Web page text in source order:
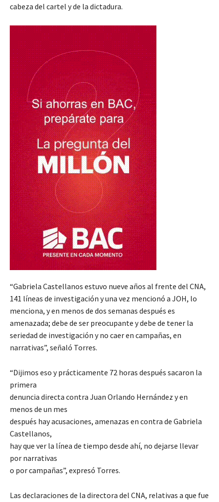
cabeza del cartel y de la dictadura.
“Gabriela Castellanos estuvo nueve años al frente del CNA,
141 líneas de investigación y una vez mencionó a JOH, lo
menciona, y en menos de dos semanas después es
amenazada; debe de ser preocupante y debe de tener la
seriedad de investigación y no caer en campañas, en
narrativas”, señaló Torres.
“Dijimos eso y prácticamente 72 horas después sacaron la
primera
denuncia directa contra Juan Orlando Hernández y en
menos de un mes
después hay acusaciones, amenazas en contra de Gabriela
Castellanos,
hay que ver la línea de tiempo desde ahí, no dejarse llevar
por narrativas
o por campañas”, expresó Torres.
Las declaraciones de la directora del CNA, relativas a que fue